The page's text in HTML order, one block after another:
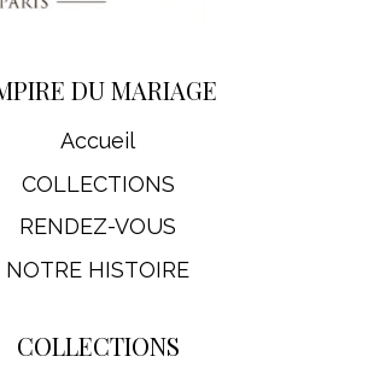
DU MARIAGE
Accueil
COLLECTIONS
RENDEZ-VOUS
NOTRE HISTOIRE
COLLECTIONS